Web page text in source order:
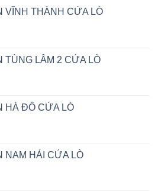
VĨNH THÀNH CỬA LÒ
TÙNG LÂM 2 CỬA LÒ
HÀ ĐÔ CỬA LÒ
NAM HẢI CỬA LÒ